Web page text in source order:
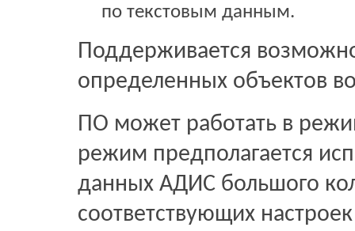
по текстовым данным.
Поддерживается
определенных объектов
ПО может работать в
режим предполагается
данных АДИС большого
соответствующих